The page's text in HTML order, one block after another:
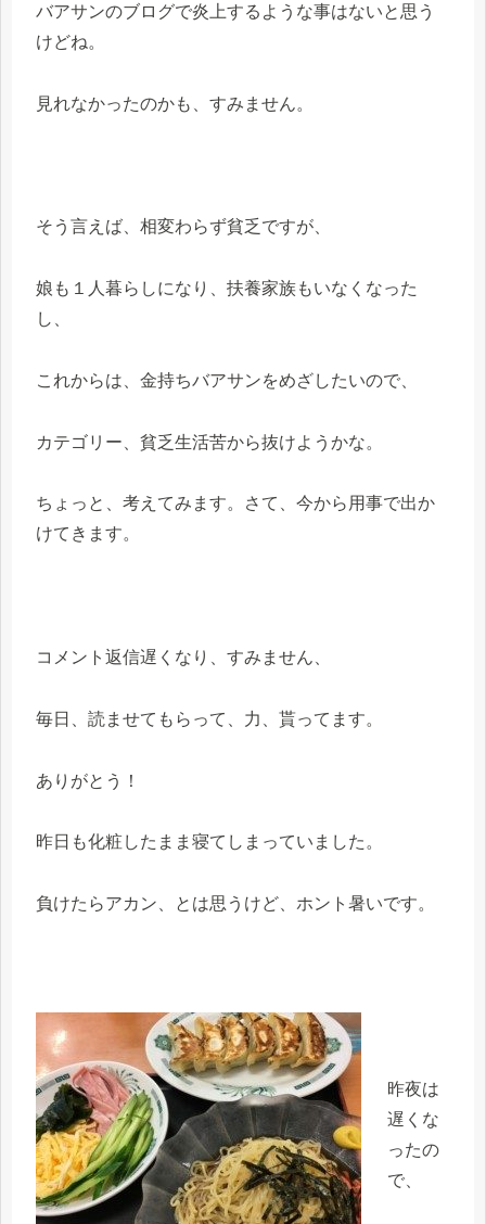
バアサンのブログで炎上するような事はないと思う
けどね。
見れなかったのかも、すみません。
そう言えば、相変わらず貧乏ですが、
娘も１人暮らしになり、扶養家族もいなくなった
し、
これからは、金持ちバアサンをめざしたいので、
カテゴリー、貧乏生活苦から抜けようかな。
ちょっと、考えてみます。さて、今から用事で出か
けてきます。
コメント返信遅くなり、すみません、
毎日、読ませてもらって、力、貰ってます。
ありがとう！
昨日も化粧したまま寝てしまっていました。
負けたらアカン、とは思うけど、ホント暑いです。
昨夜は
遅くな
ったの
で、